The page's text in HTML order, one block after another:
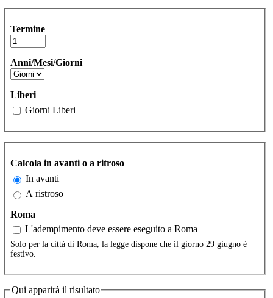
Termine
Anni/Mesi/Giorni
Liberi
Giorni Liberi
Calcola in avanti o a ritroso
In avanti
A ristroso
Roma
L'adempimento deve essere eseguito a Roma
Solo per la città di Roma, la legge dispone che il giorno 29 giugno è
festivo.
Qui apparirà il risultato